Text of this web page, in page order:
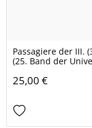
Passagiere der III.
(25. Band der
25,00 €